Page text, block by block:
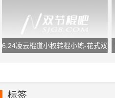
6.24凌云棍道小权转棍小练-花式双
标签